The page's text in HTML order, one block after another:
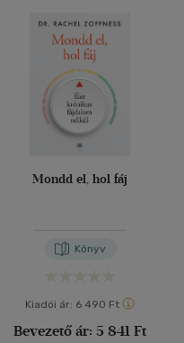
Mondd el, hol fáj
Könyv
Kiadói ár: 6 490 Ft
Bevezető ár: 5 841 Ft